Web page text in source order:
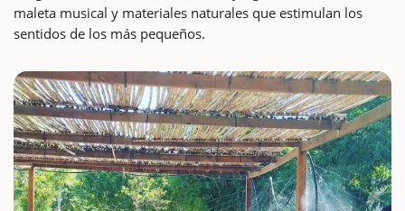
maleta musical y materiales naturales que estimulan los
sentidos de los más pequeños.